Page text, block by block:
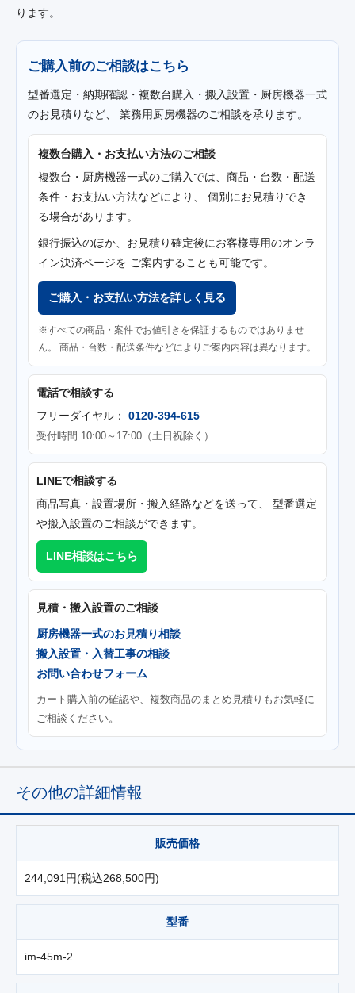
ります。
ご購入前のご相談はこちら
型番選定・納期確認・複数台購入・搬入設置・厨房機器一式
のお見積りなど、 業務用厨房機器のご相談を承ります。
複数台購入・お支払い方法のご相談
複数台・厨房機器一式のご購入では、商品・台数・配送
条件・お支払い方法などにより、 個別にお見積りでき
る場合があります。
銀行振込のほか、お見積り確定後にお客様専用のオンラ
イン決済ページを ご案内することも可能です。
ご購入・お支払い方法を詳しく見る
※すべての商品・案件でお値引きを保証するものではありませ
ん。 商品・台数・配送条件などによりご案内内容は異なります。
電話で相談する
フリーダイヤル： 0120-394-615
受付時間 10:00～17:00（土日祝除く）
LINEで相談する
商品写真・設置場所・搬入経路などを送って、 型番選定
や搬入設置のご相談ができます。
LINE相談はこちら
見積・搬入設置のご相談
厨房機器一式のお見積り相談
搬入設置・入替工事の相談
お問い合わせフォーム
カート購入前の確認や、複数商品のまとめ見積りもお気軽に
ご相談ください。
その他の詳細情報
販売価格
244,091円(税込268,500円)
型番
im-45m-2